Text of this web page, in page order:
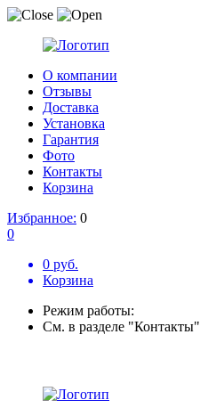
О компании
Отзывы
Доставка
Установка
Гарантия
Фото
Контакты
Корзина
Избранное: 0
0
0 руб.
Корзина
Режим работы:
См. в разделе "Контакты"